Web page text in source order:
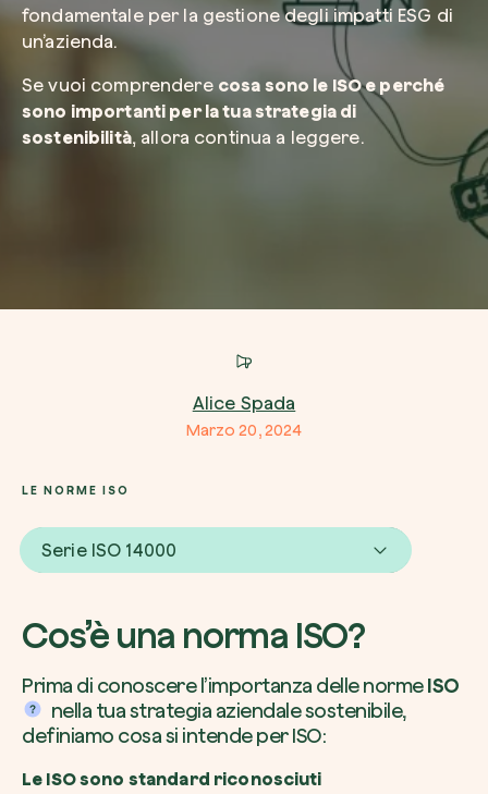
fondamentale per la gestione degli impatti ESG di
un’azienda.
Se vuoi comprendere cosa sono le ISO e perché
sono importanti per la tua strategia di
sostenibilità, allora continua a leggere.
Alice Spada
Marzo 20, 2024
LE NORME ISO
Serie ISO 14000
Cos’è una norma ISO?
Prima di conoscere l’importanza delle normeISO
nella tua strategia aziendale sostenibile,
definiamo cosa si intende per ISO:
Le ISO sono standard riconosciuti
Pianta una foresta in un’area del mondo a
Pianta un albero
Pianta, adotta o regala un albero. Scegli tra
specie.
Piantalo ora
da zeroCO2
Accetto l’informativa sullaPrivacy di
Non compilare questo campo
Invia richiesta